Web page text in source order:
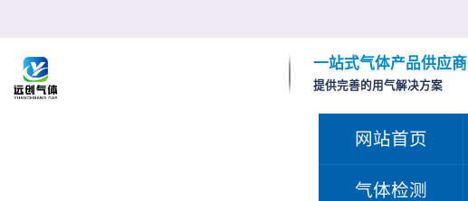
一站式气体产品供应商
提供完善的用气解决方案
网站首页
气体检测